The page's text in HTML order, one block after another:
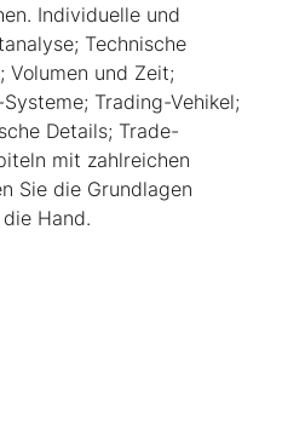
Individuelle und
Technische
und Zeit;
Trading-Vehikel;
Details; Trade-
mit zahlreichen
Sie die Grundlagen
Hand.